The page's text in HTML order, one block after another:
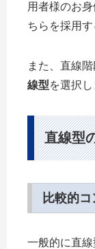
用者様のお
ちらを採用す
また、直線
線型を選択し
直線型
比較的
一般的に直